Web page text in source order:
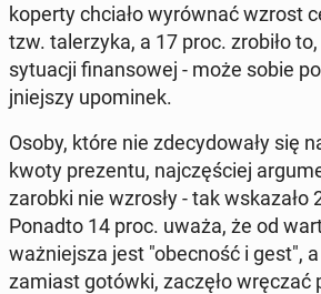
koperty chciało wyrów­nać wzrost
tzw. talerzy­ka, a 17 proc. zrobiło
sytu­acji fi­nan­sowej - może sobie
jniejszy up­ominek.
Osoby, które nie zde­cy­dowały się
kwoty prezen­tu, na­jczęś­ciej
zarobki nie wzrosły - tak wskaza­ło
Ponadto 14 proc. uważa, że od
ważniejsza jest "obec­ność i gest",
zamiast gotówki, zaczęło wręczać